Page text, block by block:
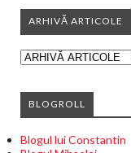
ARHIVĂ ARTICOLE
BLOGROLL
Blogul lui Constantin